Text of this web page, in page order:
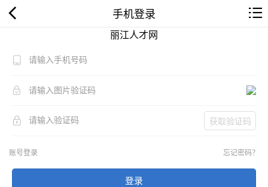
手机登录
丽江人才网
获取验证码
账号登录 忘记密码？
登录